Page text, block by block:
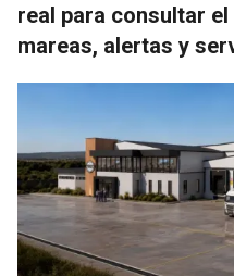
real para consultar
mareas, alertas y